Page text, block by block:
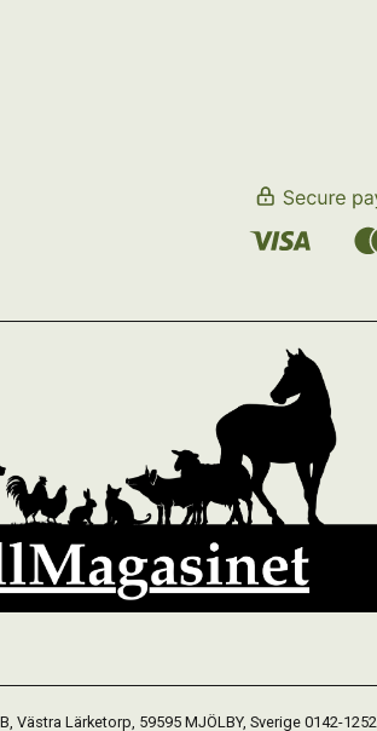
Västra Lärketorp, 59595 MJÖLBY, Sverige 0142-